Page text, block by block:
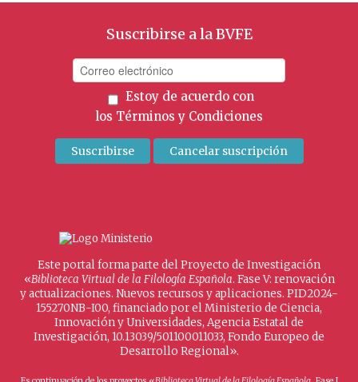
Suscribirse a la BVFE
Estoy de acuerdo con
los Términos y Condiciones
Este portal forma parte del Proyecto de Investigación
«Biblioteca Virtual de la Filología Española. Fase V: renovación
y actualizaciones. Nuevos recursos y aplicaciones. PID2024-
155270NB-I00, financiado por el Ministerio de Ciencia,
Innovación y Universidades, Agencia Estatal de
Investigación, 10.13039/501100011033, Fondo Europeo de
Desarrollo Regional».